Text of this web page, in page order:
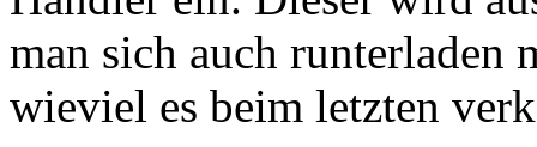
man sich auch runterladen
wieviel es beim letzten